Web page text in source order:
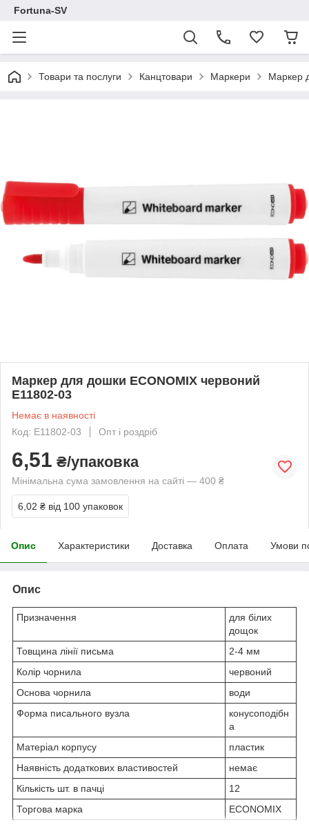
Fortuna-SV
Товари та послуги Канцтовари Маркери Маркер
Маркер для дошки ECONOMIX червоний
E11802-03
Немає в наявності
Код: E11802-03
Опт і роздріб
6,51 ₴/упаковка
Мінімальна сума замовлення на сайті — 400 ₴
6,02 ₴ від 100 упаковок
Опис Характеристики Доставка Оплата Умови
Опис
Призначення
для білих
дощок
Товщина лінії письма
2-4 мм
Колір чорнила
червоний
Основа чорнила
води
Форма писального вузла
конусоподібн
а
Матеріал корпусу
пластик
Наявність додаткових властивостей
немає
Кількість шт. в пачці
12
Торгова марка
ECONOMIX